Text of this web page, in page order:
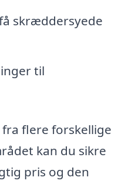
skræddersyede
til
flere forskellige
kan du sikre
pris og den